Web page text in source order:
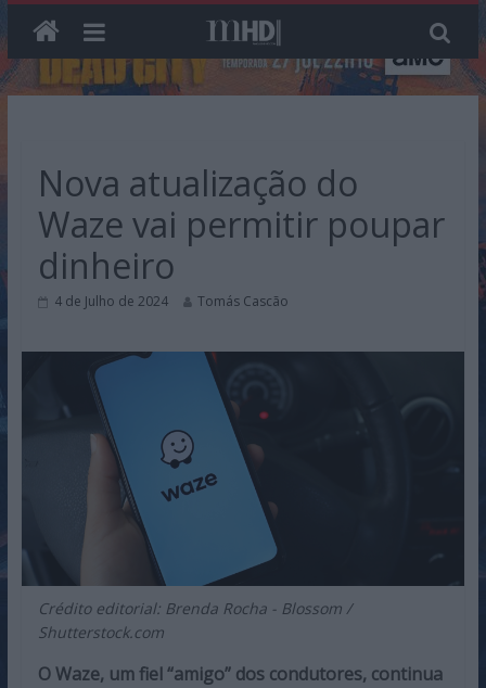
Nova atualização do
Waze vai permitir poupar
dinheiro
4 de Julho de 2024 Tomás Cascão
Crédito editorial: Brenda Rocha - Blossom /
Shutterstock.com
O Waze, um fiel “amigo” dos condutores, continua